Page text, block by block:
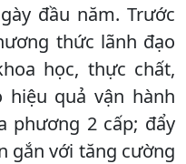
đầu năm. Trước
thức lãnh đạo
học, thực chất,
hiệu quả vận hành
phương 2 cấp; đẩy
gắn với tăng cường